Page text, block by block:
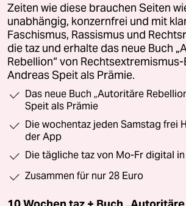
Zeiten wie diese brauchen Seiten
unabhängig, konzernfrei und mit
Faschismus, Rassismus und
die taz und erhalte das neue Buch
Rebellion“ von
Andreas Speit als Prämie.
Das neue Buch „Autoritäre
Speit als Prämie
Die wochentaz jeden Samstag frei
der App
Die tägliche taz von Mo-Fr digital
Zusammen für nur 28 Euro